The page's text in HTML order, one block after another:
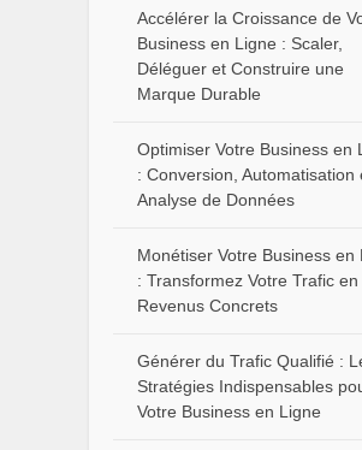
Accélérer la Croissance de
Business en Ligne : Scaler,
Déléguer et Construire une
Marque Durable
Optimiser Votre Business en
: Conversion, Automatisation
Analyse de Données
Monétiser Votre Business en
: Transformez Votre Trafic en
Revenus Concrets
Générer du Trafic Qualifié :
Stratégies Indispensables
Votre Business en Ligne